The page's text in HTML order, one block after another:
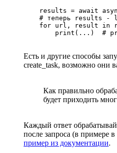
results = await
# теперь results -
for url, result in
print(...)  #
Есть и другие способы
create_task, возможно они
Как правильно
будет приходить
Каждый ответ
после запроса (в примере
пример из документации.